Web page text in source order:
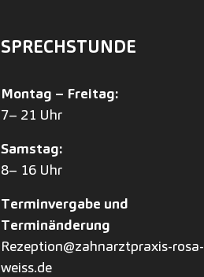
SPRECHSTUNDE
Montag – Freitag:
7– 21 Uhr
Samstag:
8– 16 Uhr
Terminvergabe und
Terminänderung
Rezeption@zahnarztpraxis-rosa-
weiss.de